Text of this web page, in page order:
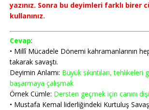
yazınız. Sonra bu deyimleri farklı birer
kullanınız.
Cevap:
• Millî Mücadele Dönemi kahramanlarının
takarak savaştı.
Deyimin Anlamı: Büyük sıkıntıları,
başarmaya çalışmak
Örnek Cümle: Dersten geçmek için canını
• Mustafa Kemal liderliğindeki Kurtuluş